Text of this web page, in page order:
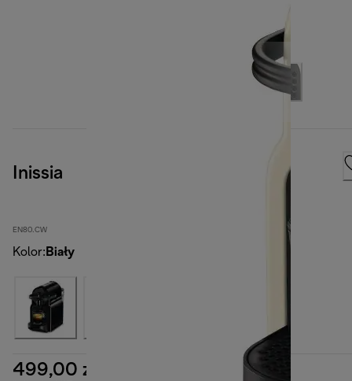
Inissia
EN80.CW
Kolor: Biały
499,00 zł